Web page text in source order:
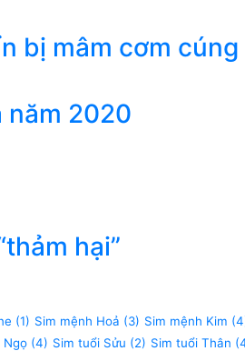
bị mâm cơm cúng
năm 2020
hại”
(1) Sim mệnh Hoả (3) Sim mệnh Kim
Ngọ (4) Sim tuổi Sửu (2) Sim tuổi Thân